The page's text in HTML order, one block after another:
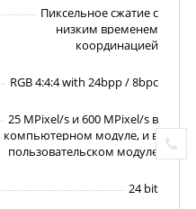
Пиксельное сжатие с
низким временем
координацией
RGB 4:4:4 with 24bpp / 8bpc
25 MPixel/s и 600 MPixel/s в
компьютерном модуле, и в
пользовательском модуле
24 bit